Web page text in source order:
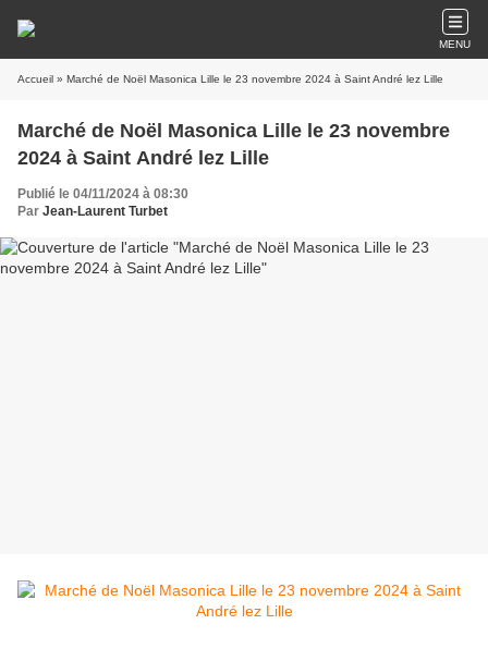
MENU
Accueil » Marché de Noël Masonica Lille le 23 novembre 2024 à Saint André lez Lille
Marché de Noël Masonica Lille le 23 novembre
2024 à Saint André lez Lille
Publié le 04/11/2024 à 08:30
Par Jean-Laurent Turbet